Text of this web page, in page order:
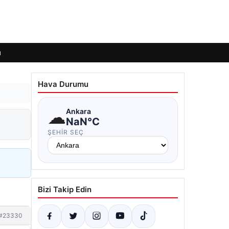
Hava Durumu
☁Ankara
NaN°C
ŞEHIR SEÇ
Bizi Takip Edin